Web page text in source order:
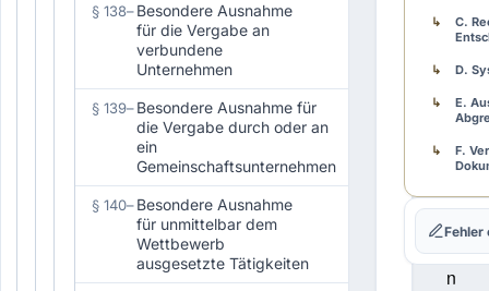
§ 138–Besondere Ausnahme
für die Vergabe an
verbundene
Unternehmen
§ 139–Besondere Ausnahme für
die Vergabe durch oder an
ein
Gemeinschaftsunternehmen
§ 140–Besondere Ausnahme
für unmittelbar dem
Wettbewerb
ausgesetzte Tätigkeiten
V
e
g
a
b
e
v
o
n
C.
D.
E.
F.
G.
H.
Fehler